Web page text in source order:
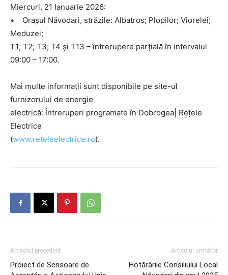
Miercuri, 21 Ianuarie 2026:
• Orașul Năvodari, străzile: Albatros; Plopilor; Viorelei;
Meduzei;
T1; T2; T3; T4 şi T13 – întrerupere parțială în intervalul
09:00 – 17:00.
Mai multe informații sunt disponibile pe site-ul
furnizorului de energie
electrică: Întreruperi programate în Dobrogea| Rețele
Electrice
(www.reteleelectrice.ro).
Articolul precedent
Proiect de Scrisoare de
Articolul următor
Hotărârile Consiliului Local